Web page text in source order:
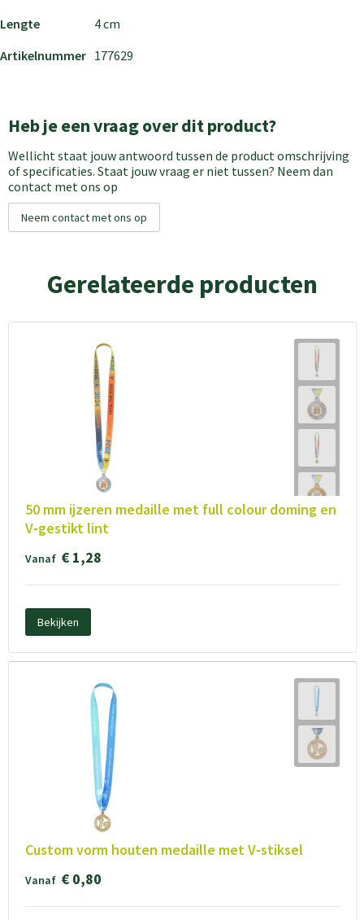
Lengte
4 cm
Artikelnummer 177629
Heb je een vraag over dit product?
Wellicht staat jouw antwoord tussen de product omschrijving
of specificaties. Staat jouw vraag er niet tussen? Neem dan
contact met ons op
Neem contact met ons op
Gerelateerde producten
50 mm ijzeren medaille met full colour doming en
V‑gestikt lint
Vanaf € 1,28
Bekijken
Custom vorm houten medaille met V‑stiksel
Vanaf € 0,80